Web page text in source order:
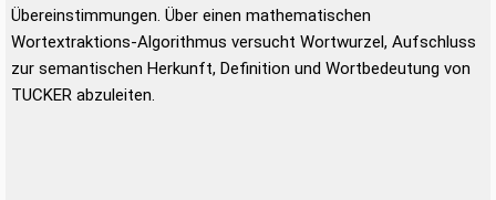
Übereinstimmungen. Über einen mathematischen
Wortextraktions-Algorithmus versucht Wortwurzel, Aufschluss
zur semantischen Herkunft, Definition und Wortbedeutung von
TUCKER abzuleiten.